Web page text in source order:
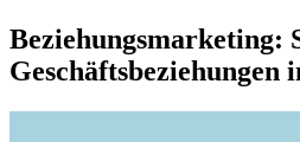
Beziehungsmarketing:
Geschäftsbeziehungen